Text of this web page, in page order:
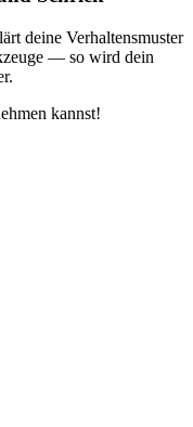
deine Verhaltensmuster
— so wird dein
kannst!